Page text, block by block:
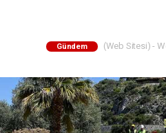
Gündem (Web Sitesi) -